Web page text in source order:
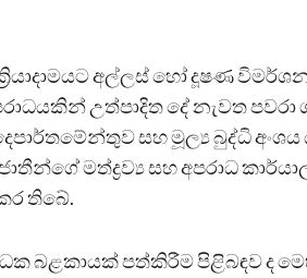
අල්ලස් හෝ දූෂණ
උත්පාදිත දේ නැවත
සහ මූල්‍ය බුද්ධි
මත්ද්‍රව්‍ය සහ අපරාධ
තිබේ.
බළකායක් පත්කිරීම පිළිබඳව ද